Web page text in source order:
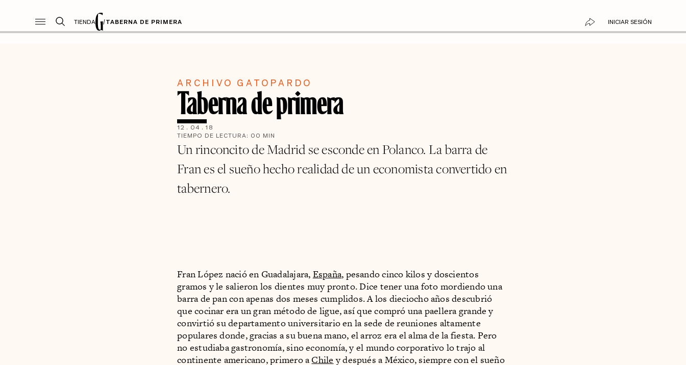
TIENDA /TABERNA DE PRIMERA INICIAR SESIÓN
ARCHIVO GATOPARDO
Taberna de primera
12 . 04 . 18
TIEMPO DE LECTURA: 00 MIN
Un rinconcito de Madrid se esconde en Polanco. La barra de
Fran es el sueño hecho realidad de un economista convertido en
tabernero.
Fran López nació en Guadalajara, España, pesando cinco kilos y doscientos
gramos y le salieron los dientes muy pronto. Dice tener una foto mordiendo una
barra de pan con apenas dos meses cumplidos. A los dieciocho años descubrió
que cocinar era un gran método de ligue, así que compró una paellera grande y
convirtió su departamento universitario en la sede de reuniones altamente
populares donde, gracias a su buena mano, el arroz era el alma de la fiesta. Pero
no estudiaba gastronomía, sino economía, y el mundo corporativo lo trajo al
continente americano, primero aChile y después a México, siempre con el sueño